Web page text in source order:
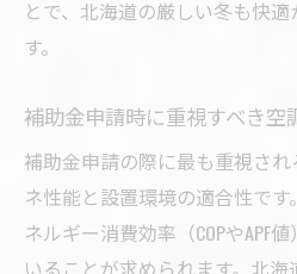
とで、北海道の厳しい冬も快
す。
補助金申請時に重視すべき空
補助金申請の際に最も重視さ
ネ性能と設置環境の適合性で
ネルギー消費効率（COPやAPF
いることが求められます。北海